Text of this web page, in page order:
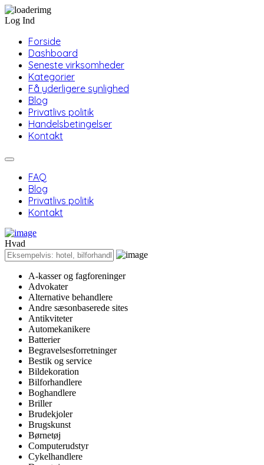
Log Ind
Forside
Dashboard
Seneste virksomheder
Kategorier
Få yderligere synlighed
Blog
Privatlivs politik
Handelsbetingelser
Kontakt
FAQ
Blog
Privatlivs politik
Kontakt
Hvad
A-kasser og fagforeninger
Advokater
Alternative behandlere
Andre sæsonbaserede sites
Antikviteter
Automekanikere
Batterier
Begravelsesforretninger
Bestik og service
Bildekoration
Bilforhandlere
Boghandlere
Briller
Brudekjoler
Brugskunst
Børnetøj
Computerudstyr
Cykelhandlere